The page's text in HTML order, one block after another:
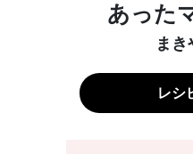
あった
まき
レシ